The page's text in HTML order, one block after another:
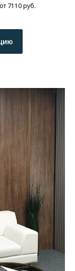
7110 руб.